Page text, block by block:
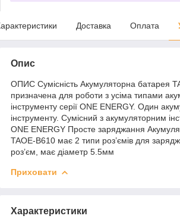
Доставка Оплата
Опис
ОПИС Сумісність Акумуляторна батарея
призначена для роботи з усіма типами
інструменту серії ONE ENERGY. Один
інструменту. Сумісний з акумуляторним
ONE ENERGY Просте заряджання
TAOE-B610 має 2 типи роз’ємів для
роз’єм, має діаметр 5.5мм
Приховати
Характеристики